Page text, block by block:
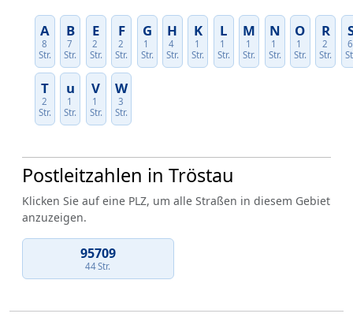
A
8
Str.
B
7
Str.
E
2
Str.
F
2
Str.
G
1
Str.
H
4
Str.
K
1
Str.
L
1
Str.
M
1
Str.
N
1
Str.
O
1
Str.
R
2
Str.
T
2
Str.
u
1
Str.
V
1
Str.
W
3
Str.
Postleitzahlen in Tröstau
Klicken Sie auf eine PLZ, um alle Straßen in diesem Gebiet
anzuzeigen.
95709
44 Str.